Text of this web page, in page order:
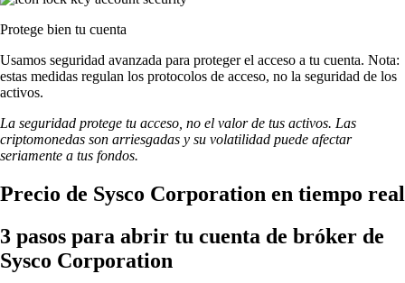
Protege bien tu cuenta
Usamos seguridad avanzada para proteger el acceso a tu cuenta. Nota:
estas medidas regulan los protocolos de acceso, no la seguridad de los
activos.
La seguridad protege tu acceso, no el valor de tus activos. Las
criptomonedas son arriesgadas y su volatilidad puede afectar
seriamente a tus fondos.
Precio de Sysco Corporation en tiempo real
3 pasos para abrir tu cuenta de bróker de
Sysco Corporation